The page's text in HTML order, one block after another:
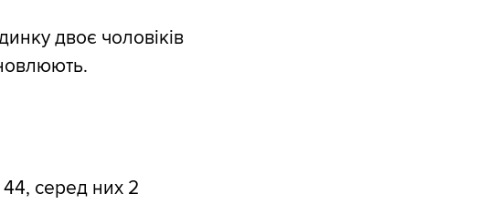
двоє чоловіків
44, серед них 2